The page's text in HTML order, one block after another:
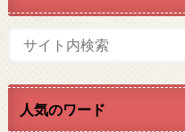
人気のワード